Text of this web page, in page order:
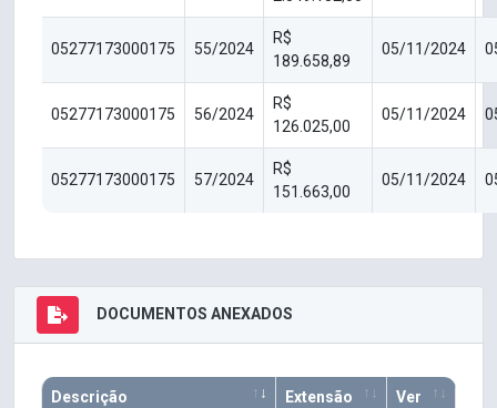
05277173000175 55/2024
R$
189.658,89
05/11/2024
05277173000175 56/2024
R$
126.025,00
05/11/2024
05277173000175 57/2024
R$
151.663,00
05/11/2024
DOCUMENTOS ANEXADOS
Descrição Extensão Ver